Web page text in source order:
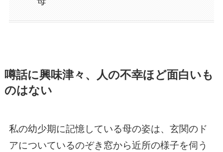
噂話に興味津々、人の不幸ほど面白いも
のはない
私の幼少期に記憶している母の姿は、玄関のド
アについているのぞき窓から近所の様子を伺う